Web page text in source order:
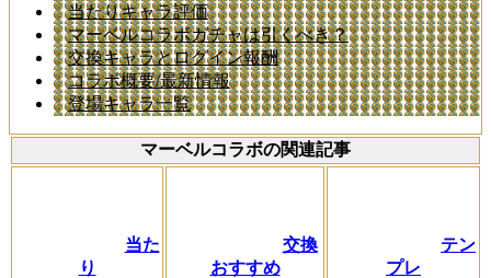
当たりキャラ評価
マーベルコラボガチャは引くべき？
交換キャラとログイン報酬
コラボ概要/最新情報
登場キャラ一覧
マーベルコラボの関連記事
当た
り
交換
おすすめ
テン
プレ